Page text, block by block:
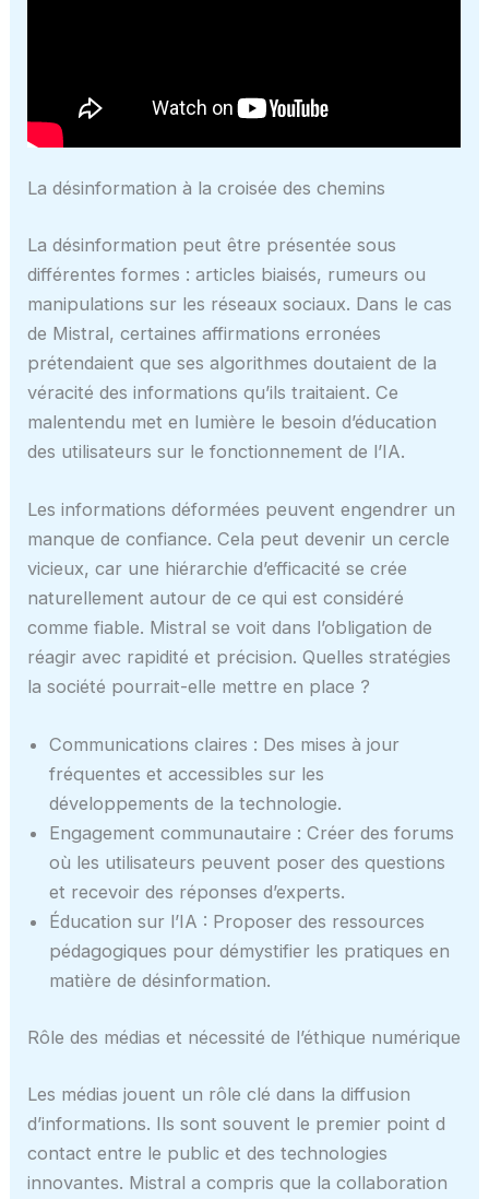
La désinformation à la croisée des chemins
La désinformation peut être présentée sous
différentes formes : articles biaisés, rumeurs ou
manipulations sur les réseaux sociaux. Dans le cas
de Mistral, certaines affirmations erronées
prétendaient que ses algorithmes doutaient de la
véracité des informations qu’ils traitaient. Ce
malentendu met en lumière le besoin d’éducation
des utilisateurs sur le fonctionnement de l’IA.
Les informations déformées peuvent engendrer un
manque de confiance. Cela peut devenir un cercle
vicieux, car une hiérarchie d’efficacité se crée
naturellement autour de ce qui est considéré
comme fiable. Mistral se voit dans l’obligation de
réagir avec rapidité et précision. Quelles stratégies
la société pourrait-elle mettre en place ?
Communications claires : Des mises à jour
fréquentes et accessibles sur les
développements de la technologie.
Engagement communautaire : Créer des forums
où les utilisateurs peuvent poser des questions
et recevoir des réponses d’experts.
Éducation sur l’IA : Proposer des ressources
pédagogiques pour démystifier les pratiques en
matière de désinformation.
Rôle des médias et nécessité de l’éthique numérique
Les médias jouent un rôle clé dans la diffusion
d’informations. Ils sont souvent le premier point d
contact entre le public et des technologies
innovantes. Mistral a compris que la collaboration